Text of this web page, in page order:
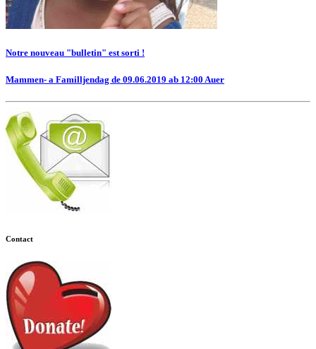
Notre nouveau "bulletin" est sorti !
Mammen- a Familljendag de 09.06.2019 ab 12:00 Auer
Contact